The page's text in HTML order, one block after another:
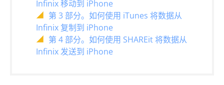
Infinix 移动到 iPhone
第 3 部分。如何使用 iTunes 将数据从
Infinix 复制到 iPhone
第 4 部分。如何使用 SHAREit 将数据从
Infinix 发送到 iPhone